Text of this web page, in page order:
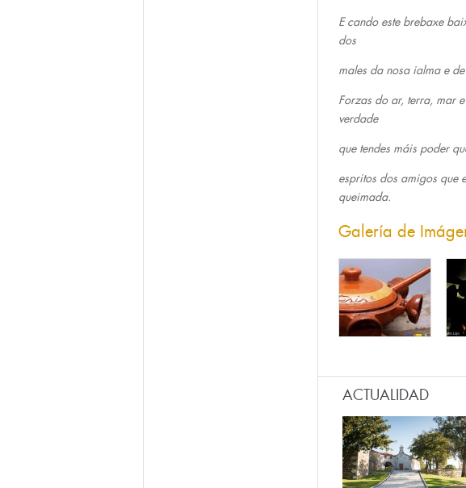
E cando este brebaxe
dos
males da nosa ialma e
Forzas do ar, terra, mar
verdade
que tendes máis poder
espritos dos amigos que
queimada.
Galería de
ACTUALIDAD